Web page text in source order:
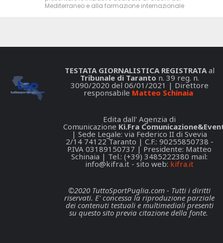
Mediterraneo e alla formazione internazionale
TESTATA GIORNALISTICA REGISTRATAal
Tribunale di Taranto n. 39 reg. n.
3090/2020 del 06/01/2021 | Direttore
responsabile Matteo Schinaia
Edita dall' Agenzia di
Comunicazione Ki.Fra
| Sede Legale: via Federico II di Svevia
2/14 74122 Taranto | C.F.: 90255850738 -
P.IVA 03189150737 | Presidente: Matteo
Schinaia | Tel.: (+39) 3485222380 mail:
info@kifra.it - sito web: kifra.it
©2020 TuttoSportPuglia.com - Tutti i diritti
riservati. E' concessa la riproduzione parziale
dei contenuti testuali e multimediali presenti
su questo sito previa citazione della fonte.